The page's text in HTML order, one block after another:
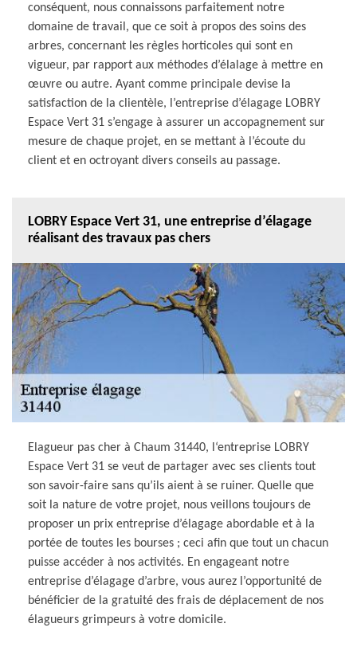
conséquent, nous connaissons parfaitement notre
domaine de travail, que ce soit à propos des soins des
arbres, concernant les règles horticoles qui sont en
vigueur, par rapport aux méthodes d’élalage à mettre en
œuvre ou autre. Ayant comme principale devise la
satisfaction de la clientèle, l’entreprise d’élagage LOBRY
Espace Vert 31 s’engage à assurer un accopagnement sur
mesure de chaque projet, en se mettant à l’écoute du
client et en octroyant divers conseils au passage.
LOBRY Espace Vert 31, une entreprise d’élagage
réalisant des travaux pas chers
Elagueur pas cher à Chaum 31440, l‘entreprise LOBRY
Espace Vert 31 se veut de partager avec ses clients tout
son savoir-faire sans qu’ils aient à se ruiner. Quelle que
soit la nature de votre projet, nous veillons toujours de
proposer un prix entreprise d’élagage abordable et à la
portée de toutes les bourses ; ceci afin que tout un chacun
puisse accéder à nos activités. En engageant notre
entreprise d’élagage d’arbre, vous aurez l’opportunité de
bénéficier de la gratuité des frais de déplacement de nos
élagueurs grimpeurs à votre domicile.